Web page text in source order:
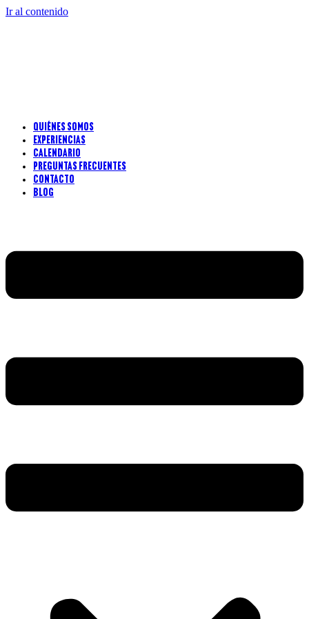
Ir al contenido
Quiénes somos
Experiencias
Calendario
Preguntas frecuentes
Contacto
Blog